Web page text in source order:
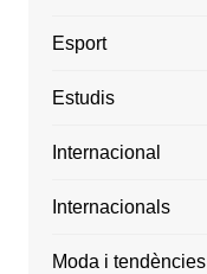
Esport
Estudis
Internacional
Internacionals
Moda i tendències